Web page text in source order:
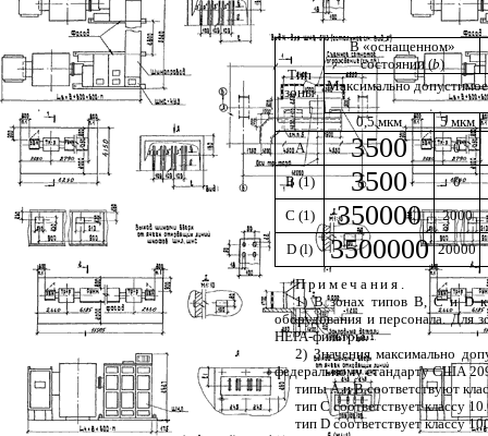
Тип
зоны
В «оснащенном»
состоянии (b)
Максимально
0,5 мкм
5 мкм
А
3500 0
В (1) 3500 0
С (1) 350000 2000
D (l) 3500000 20000
Примечания
1) В зонах типов В, С иD
оборудования и персонала. Для
НЕРА-фильтры.
2) Значения максимально
федеральному стандарту США
типы А и В соответствуют
тип С соответствует классу
тип Dсоответствует классу